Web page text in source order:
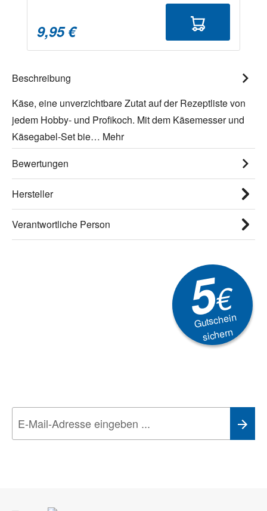
9,95 €
Beschreibung
Käse, eine unverzichtbare Zutat auf der Rezeptliste von
jedem Hobby- und Profikoch. Mit dem Käsemesser und
Käsegabel-Set bie… Mehr
Bewertungen
Hersteller
Verantwortliche Person
5€
Gutschein
sichern